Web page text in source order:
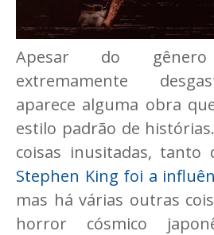
Apesar do
extremamente
aparece alguma obra
estilo padrão de
coisas inusitadas, tanto
Stephen King foi a
mas há várias outras
horror cósmico